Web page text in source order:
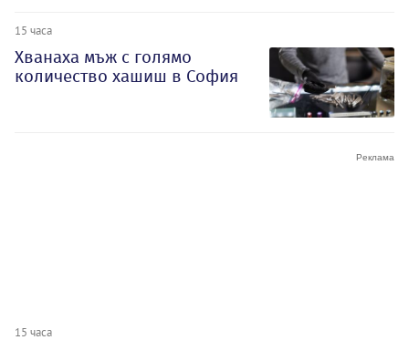
15 часа
Хванаха мъж с голямо
количество хашиш в София
15 часа